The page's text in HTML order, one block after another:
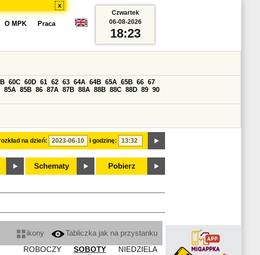
x
O MPK Praca
na dzień: i godzinę:
60C 60D 61 62 63 64A 64B 65A 65B 66 67
85A 85B 86 87A 87B 88A 88B 88C 88D 89 90
Schematy Pobierz
Czwartek
06-08-2026
18:23
ikony
Tabliczka jak na przystanku
ROBOCZY
SOBOTY
NIEDZIELA